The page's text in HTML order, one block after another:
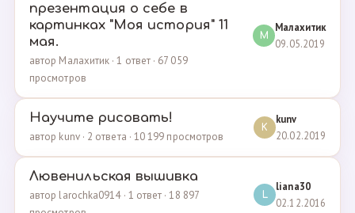
презентация о себе в
картинках "Моя история" 11
мая.
автор Малахитик · 1 ответ · 67 059
просмотров
М
Малахитик
09.05.2019
Научите рисовать!
автор kunv · 2 ответа · 10 199 просмотров
K
kunv
20.02.2019
Лювенильская вышивка
автор larochka0914 · 1 ответ · 18 897
L
liana30
02.12.2016